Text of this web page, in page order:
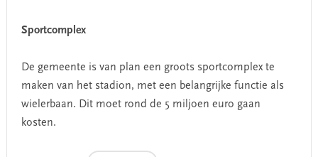
Sportcomplex
De gemeente is van plan een groots sportcomplex te
maken van het stadion, met een belangrijke functie als
wielerbaan. Dit moet rond de 5 miljoen euro gaan
kosten.